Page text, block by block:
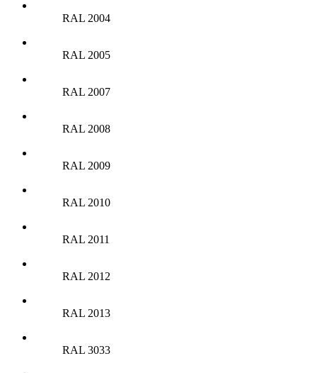
RAL 2004
RAL 2005
RAL 2007
RAL 2008
RAL 2009
RAL 2010
RAL 2011
RAL 2012
RAL 2013
RAL 3033